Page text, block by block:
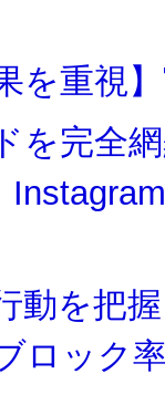
を重視
を完全
動を把
ロック